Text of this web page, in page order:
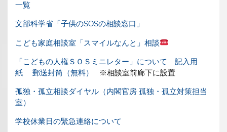
一覧
文部科学省「子供のSOSの相談窓口」
こども家庭相談室「スマイルなんと」相談
「こどもの人権ＳＯＳミニレター」について
記入用
紙
郵送封筒（無料） ※相談室前廊下に設置
孤独・孤立相談ダイヤル（内閣官房 孤独・孤立対策担当
室）
学校休業日の緊急連絡について